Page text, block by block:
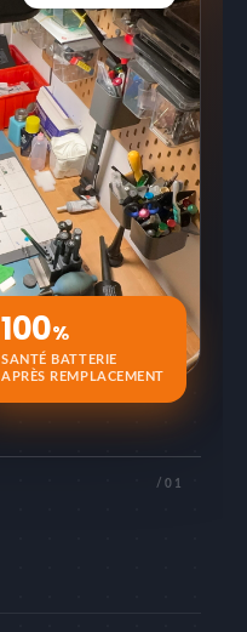
100%
SANTÉ BATTERIE
APRÈS REMPLACEMENT
/01